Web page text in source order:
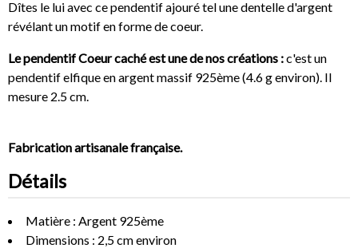
Dîtes le lui avec ce pendentif ajouré tel une dentelle d'argent
révélant un motif en forme de coeur.
Le pendentifCoeur cachéest une de nos créations :c'est un
pendentif elfique en argent massif 925ème (4.6 g environ). Il
mesure 2.5 cm.
Fabrication artisanale française.
Détails
Matière : Argent 925ème
Dimensions : 2,5 cm environ